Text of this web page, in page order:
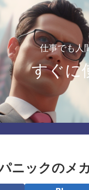
仕事でも人
すぐに
ニックのメ